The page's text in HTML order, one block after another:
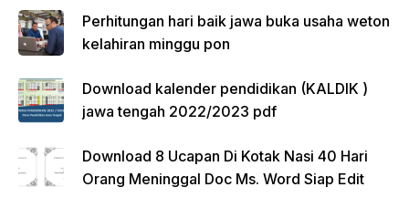
Perhitungan hari baik jawa buka usaha weton
kelahiran minggu pon
Download kalender pendidikan (KALDIK )
jawa tengah 2022/2023 pdf
Download 8 Ucapan Di Kotak Nasi 40 Hari
Orang Meninggal Doc Ms. Word Siap Edit